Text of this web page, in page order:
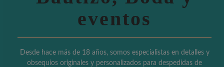
eventos
Desde hace más de 18 años, somos especialistas en detalles y
obsequios originales y personalizados para despedidas de